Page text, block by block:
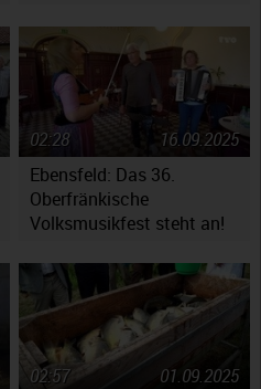
Ebensfeld: Das 36.
Oberfränkische
Volksmusikfest steht an!
16.09.2025
02:28
01.09.2025
02:57